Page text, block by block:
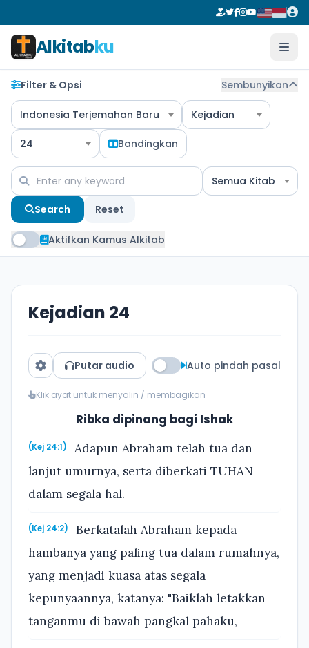
Alkitabku
Filter & Opsi Sembunyikan
Indonesia Terjemahan Baru Kejadian
24 Bandingkan
Semua Kitab
Search Reset
Aktifkan Kamus Alkitab
Kejadian 24
Putar audio Auto pindah pasal
Klik ayat untuk menyalin / membagikan
Ribka dipinang bagi Ishak
(Kej 24:1)
Adapun Abraham telah tua dan
lanjut umurnya, serta diberkati TUHAN
dalam segala hal.
(Kej 24:2)
Berkatalah Abraham kepada
hambanya yang paling tua dalam rumahnya,
yang menjadi kuasa atas segala
kepunyaannya, katanya: "Baiklah letakkan
tanganmu di bawah pangkal pahaku,